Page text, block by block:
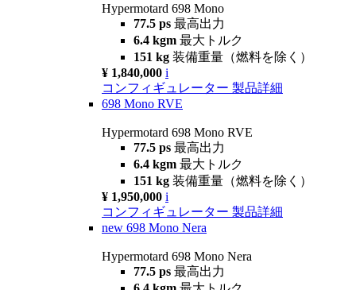
Hypermotard 698 Mono
77.5 ps 最高出力
6.4 kgm 最大トルク
151 kg 装備重量（燃料を除く）
¥ 1,840,000 i
コンフィギュレーター 製品詳細
698 Mono RVE
Hypermotard 698 Mono RVE
77.5 ps 最高出力
6.4 kgm 最大トルク
151 kg 装備重量（燃料を除く）
¥ 1,950,000 i
コンフィギュレーター 製品詳細
new 698 Mono Nera
Hypermotard 698 Mono Nera
77.5 ps 最高出力